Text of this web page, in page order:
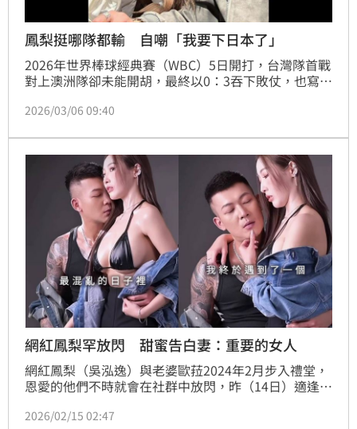
鳳梨挺哪隊都輸 自嘲「我要下日本了」
2026年世界棒球經典賽（WBC）5日開打，台灣隊首戰
對上澳洲隊卻未能開胡，最終以0：3吞下敗仗，也寫下
兩隊交手也首度遭到對手完封。比賽結果引發球迷熱
君
2026/03/06 09:40
網紅鳳梨罕放閃 甜蜜告白妻：重要的女人
網紅鳳梨（吳泓逸）與老婆歐菈2024年2月步入禮堂，
恩愛的他們不時就會在社群中放閃，昨（14日）適逢西
話歐菈「妳是我生命中最重要的女人，沒有之一」。蔡
2026/02/15 02:47